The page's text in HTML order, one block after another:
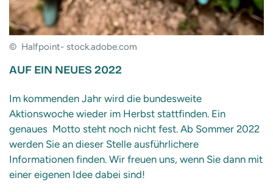
© Halfpoint- stock.adobe.com
AUF EIN NEUES 2022
Im kommenden Jahr wird die bundesweite
Aktionswoche wieder im Herbst stattfinden. Ein
genaues Motto steht noch nicht fest. Ab Sommer 2022
werden Sie an dieser Stelle ausführlichere
Informationen finden. Wir freuen uns, wenn Sie dann mit
einer eigenen Idee dabei sind!